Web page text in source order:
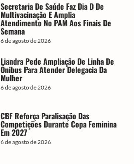
Secretaria De Saúde Faz Dia D De
Multivacinação E Amplia
Atendimento No PAM Aos Finais De
Semana
6 de agosto de 2026
Liandra Pede Ampliação De Linha De
Ônibus Para Atender Delegacia Da
Mulher
6 de agosto de 2026
CBF Reforça Paralisação Das
Competições Durante Copa Feminina
Em 2027
6 de agosto de 2026